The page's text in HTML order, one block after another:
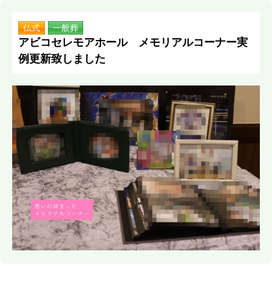
仏式 一般葬
アビコセレモアホール メモリアルコーナー実
例更新致しました